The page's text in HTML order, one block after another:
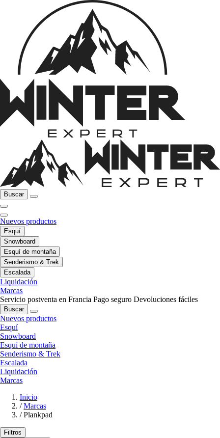
Buscar
Nuevos productos
Esquí
Snowboard
Esquí de montaña
Senderismo & Trek
Escalada
Liquidación
Marcas
Servicio postventa en Francia Pago seguro Devoluciones fáciles
Buscar
Nuevos productos
Esquí
Snowboard
Esquí de montaña
Senderismo & Trek
Escalada
Liquidación
Marcas
Inicio
/ Marcas
/ Plankpad
Filtros